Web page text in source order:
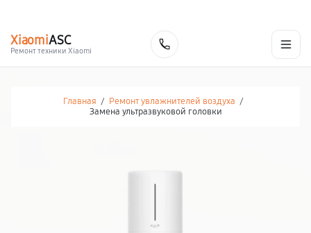
XiaomiASC
Ремонт техники Xiaomi
Главная / Ремонт увлажнителей воздуха /
Замена ультразвуковой головки